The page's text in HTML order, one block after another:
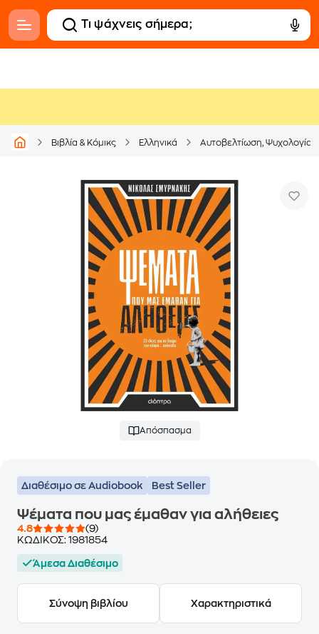
Βιβλία & Κόμικς Ελληνικά Αυτοβελτίωση, Ψυχολογία
Απόσπασμα
Διαθέσιμο σε Audiobook Best Seller
Ψέματα που μας έμαθαν για αλήθειες
4.8
(9)
ΚΩΔΙΚΟΣ: 1981854
Άμεσα Διαθέσιμο
Σύνοψη βιβλίου Χαρακτηριστικά